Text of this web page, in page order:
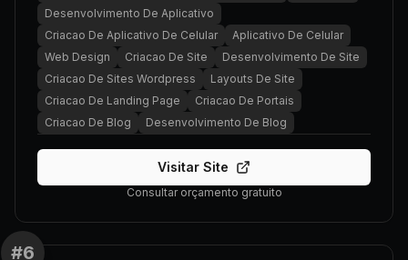
Desenvolvimento De Aplicativo
Criacao De Aplicativo De Celular
Aplicativo De Celular
Web Design
Criacao De Site
Desenvolvimento De Site
Criacao De Sites Wordpress
Layouts De Site
Criacao De Landing Page
Criacao De Portais
Criacao De Blog
Desenvolvimento De Blog
Visitar Site
Consultar orçamento gratuito
#6